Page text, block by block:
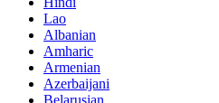
Lao
Albanian
Amharic
Armenian
Azerbaijani
Belarusian